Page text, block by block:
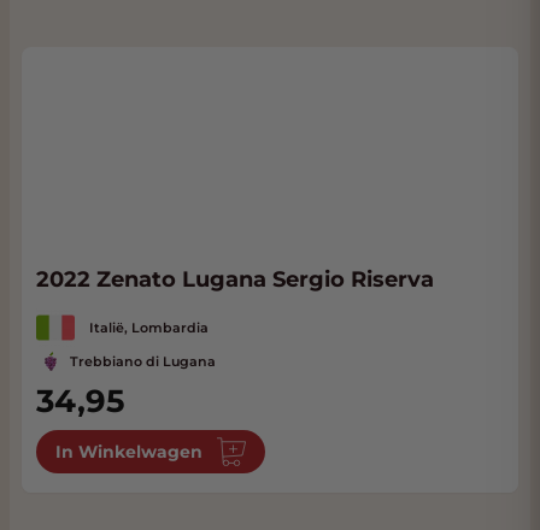
2022 Zenato Lugana Sergio Riserva
Italië, Lombardia
Trebbiano di Lugana
34,95
In Winkelwagen